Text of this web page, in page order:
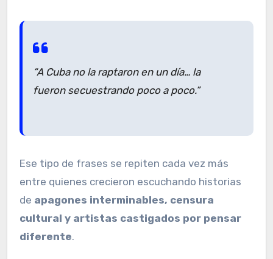
“A Cuba no la raptaron en un día… la
fueron secuestrando poco a poco.”
Ese tipo de frases se repiten cada vez más
entre quienes crecieron escuchando historias
de apagones interminables, censura
cultural y artistas castigados por pensar
diferente.